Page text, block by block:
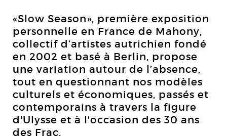
«Slow Season», première exposition
personnelle en France de Mahony,
collectif d’artistes autrichien fondé
en 2002 et basé à Berlin, propose
une variation autour de l’absence,
tout en questionnant nos modèles
culturels et économiques, passés et
contemporains à travers la figure
d'Ulysse et à l'occasion des 30 ans
des Frac.